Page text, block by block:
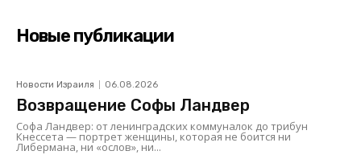
Новые публикации
Новости Израиля 06.08.2026
Возвращение Софы Ландвер
Софа Ландвер: от ленинградских коммуналок до трибун
Кнессета — портрет женщины, которая не боится ни
Либермана, ни «ослов», ни...